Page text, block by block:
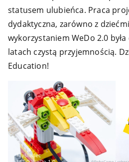
statusem ulubieńca. Praca
dydaktyczna, zarówno z
wykorzystaniem WeDo 2.0
latach czystą przyjemnością.
Education!